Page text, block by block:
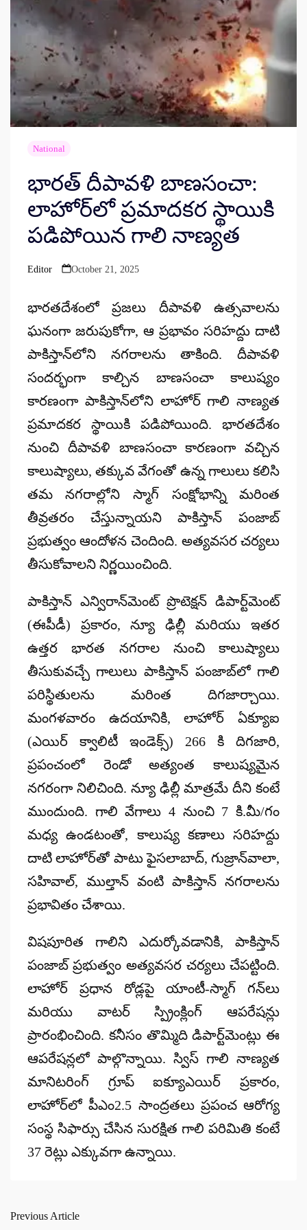
National
భారత్ దీపావళి బాణసంచా:
లాహోర్‌లో ప్రమాదకర స్థాయికి
పడిపోయిన గాలి నాణ్యత
Posted
Editor October 21, 2025
భారతదేశంలో ప్రజలు దీపావళి ఉత్సవాలను
ఘనంగా జరుపుకోగా, ఆ ప్రభావం సరిహద్దు దాటి
పాకిస్తాన్‌లోని నగరాలను తాకింది. దీపావళి
సందర్భంగా కాల్చిన బాణసంచా కాలుష్యం
కారణంగా పాకిస్తాన్‌లోని లాహోర్గాలి నాణ్యత
ప్రమాదకర స్థాయికి పడిపోయింది. భారతదేశం
నుంచి దీపావళి బాణసంచా కారణంగా వచ్చిన
కాలుష్యాలు, తక్కువ వేగంతో ఉన్న గాలులు కలిసి
తమ నగరాల్లోని స్మాగ్ సంక్షోభాన్నిమరింత
తీవ్రతరం చేస్తున్నాయని పాకిస్తాన్ పంజాబ్
ప్రభుత్వం ఆందోళన చెందింది. అత్యవసర చర్యలు
తీసుకోవాలని నిర్ణయించింది.
పాకిస్తాన్ ఎన్విరాన్‌మెంట్ ప్రొటెక్షన్ డిపార్ట్‌మెంట్
(ఈపీడీ) ప్రకారం, న్యూ ఢిల్లీ మరియు ఇతర
ఉత్తర భారత నగరాల నుంచి కాలుష్యాలు
తీసుకువచ్చే గాలులు పాకిస్తాన్ పంజాబ్‌లో గాలి
పరిస్థితులను మరింత దిగజార్చాయి.
మంగళవారం ఉదయానికి, లాహోర్ఏక్యూఐ
(ఎయిర్ క్వాలిటీ ఇండెక్స్) 266 కి దిగజారి,
ప్రపంచంలో రెండో అత్యంత కాలుష్యమైన
నగరంగానిలిచింది. న్యూ ఢిల్లీ మాత్రమే దీని కంటే
ముందుంది. గాలి వేగాలు 4 నుంచి 7 కి.మీ/గం
మధ్య ఉండటంతో, కాలుష్య కణాలు సరిహద్దు
దాటి లాహోర్‌తో పాటు ఫైసలాబాద్, గుజ్రాన్‌వాలా,
సహివాల్, ముల్తాన్ వంటి పాకిస్తాన్ నగరాలను
ప్రభావితం చేశాయి.
విషపూరిత గాలిని ఎదుర్కోవడానికి, పాకిస్తాన్
పంజాబ్ ప్రభుత్వం అత్యవసర చర్యలు చేపట్టింది.
లాహోర్ ప్రధాన రోడ్లపైయాంటీ-స్మాగ్ గన్‌లు
మరియు వాటర్ స్ప్రింక్లింగ్ ఆపరేషన్లు
ప్రారంభించింది. కనీసం తొమ్మిది డిపార్ట్‌మెంట్లు ఈ
ఆపరేషన్లలో పాల్గొన్నాయి. స్విస్ గాలి నాణ్యత
మానిటరింగ్ గ్రూప్ ఐక్యూఎయిర్ ప్రకారం,
లాహోర్‌లో పీఎం2.5 సాంద్రతలు ప్రపంచ ఆరోగ్య
సంస్థ సిఫార్సు చేసిన సురక్షిత గాలి పరిమితి కంటే
37 రెట్లుఎక్కువగా ఉన్నాయి.
Post
Previous Article